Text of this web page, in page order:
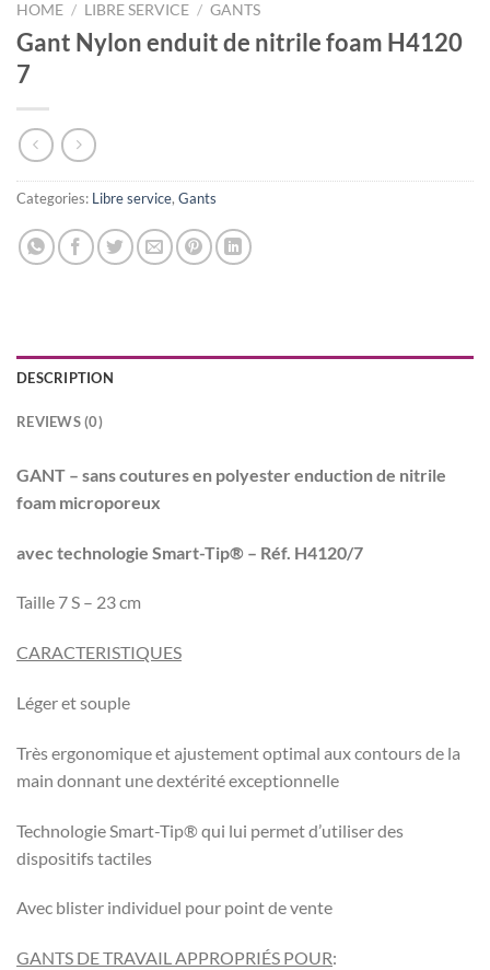
HOME / LIBRE SERVICE / GANTS
Gant Nylon enduit de nitrile foam H4120
7
Categories: Libre service, Gants
DESCRIPTION
REVIEWS (0)
GANT – sans coutures en polyester enduction de nitrile
foam microporeux
avec technologie Smart-Tip® – Réf. H4120/7
Taille 7 S – 23 cm
CARACTERISTIQUES
Léger et souple
Très ergonomique et ajustement optimal aux contours de la
main donnant une dextérité exceptionnelle
Technologie Smart-Tip® qui lui permet d’utiliser des
dispositifs tactiles
Avec blister individuel pour point de vente
GANTS DE TRAVAIL APPROPRIÉS POUR: